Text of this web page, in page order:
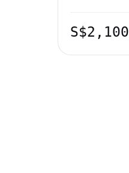
S$2,100